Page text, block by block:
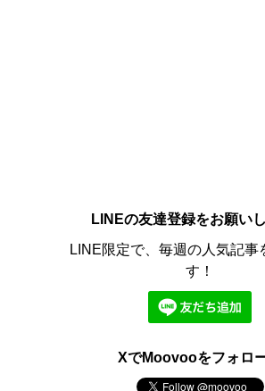
LINEの友達登録をお願い
LINE限定で、毎週の人気記事
す！
XでMoovooをフォロ